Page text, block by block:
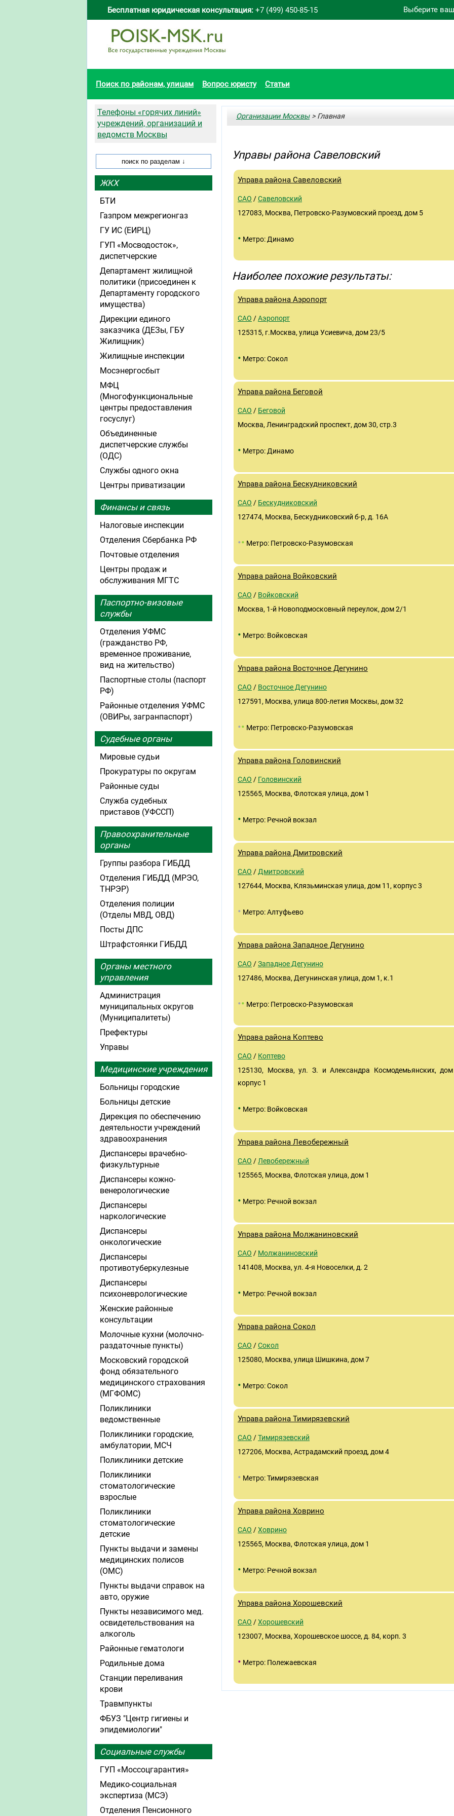
Выберите
Бесплатная юридическая консультация: +7 (499) 450-85-15
Поиск по районам, улицам Вопрос юристу Статьи
Организации Москвы> Главная
Управы района Савеловский
Управа района Савеловский
САО /Савеловский
127083, Москва, Петровско-Разумовский проезд, дом 5
• Метро: Динамо
Наиболее похожие результаты:
Управа района Аэропорт
САО /Аэропорт
125315, г.Москва, улица Усиевича, дом 23/5
• Метро: Сокол
Управа района Беговой
САО / Беговой
Москва, Ленинградский проспект, дом 30, cтр.3
• Метро: Динамо
Управа района Бескудниковский
САО / Бескудниковский
127474, Москва, Бескудниковский б-р, д. 16А
•• Метро: Петровско-Разумовская
Управа района Войковский
САО / Войковский
Москва, 1-й Новоподмосковный переулок, дом 2/1
• Метро: Войковская
Управа района Восточное Дегунино
САО / Восточное Дегунино
127591, Москва, улица 800-летия Москвы, дом 32
•• Метро: Петровско-Разумовская
Управа района Головинский
САО / Головинский
125565, Москва, Флотская улица, дом 1
• Метро: Речной вокзал
Управа района Дмитровский
САО / Дмитровский
127644, Москва, Клязьминская улица, дом 11, корпус 3
• Метро: Алтуфьево
Управа района Западное Дегунино
САО /Западное Дегунино
127486, Москва, Дегунинская улица, дом 1, к.1
•• Метро: Петровско-Разумовская
Управа района Коптево
САО / Коптево
125130, Москва, ул. З. и Александра Космодемьянских,
корпус 1
• Метро: Войковская
Управа района Левобережный
САО / Левобережный
125565, Москва, Флотская улица, дом 1
• Метро: Речной вокзал
Управа района Молжаниновский
САО / Молжаниновский
141408, Москва, ул. 4-я Новоселки, д. 2
• Метро: Речной вокзал
Управа района Сокол
САО /Сокол
125080, Москва, улица Шишкина, дом 7
• Метро: Сокол
Управа района Тимирязевский
САО /Тимирязевский
127206, Москва, Астрадамский проезд, дом 4
• Метро: Тимирязевская
Управа района Ховрино
САО /Ховрино
125565, Москва, Флотская улица, дом 1
• Метро: Речной вокзал
Управа района Хорошевский
САО /Хорошевский
123007, Москва, Хорошевское шоссе, д. 84, корп. 3
• Метро: Полежаевская
Телефоны «горячих линий»
учреждений, организаций и
ведомств Москвы
ЖКХ
БТИ
Газпром межрегионгаз
ГУ ИС (ЕИРЦ)
ГУП «Мосводосток»,
диспетчерские
Департамент жилищной
политики (присоединен к
Департаменту городского
имущества)
Дирекции единого
заказчика (ДЕЗы, ГБУ
Жилищник)
Жилищные инспекции
Мосэнергосбыт
МФЦ
(Многофункциональные
центры предоставления
госуслуг)
Объединенные
диспетчерские службы
(ОДС)
Службы одного окна
Центры приватизации
Финансы и связь
Налоговые инспекции
Отделения Сбербанка РФ
Почтовые отделения
Центры продаж и
обслуживания МГТС
Паспортно-визовые
службы
Отделения УФМС
(гражданство РФ,
временное проживание,
вид на жительство)
Паспортные столы (паспорт
РФ)
Районные отделения УФМС
(ОВИРы, загранпаспорт)
Судебные органы
Мировые судьи
Прокуратуры по округам
Районные суды
Служба судебных
приставов (УФССП)
Правоохранительные
органы
Группы разбора ГИБДД
Отделения ГИБДД (МРЭО,
ТНРЭР)
Отделения полиции
(Отделы МВД, ОВД)
Посты ДПС
Штрафстоянки ГИБДД
Органы местного
управления
Администрация
муниципальных округов
(Муниципалитеты)
Префектуры
Управы
Медицинские учреждения
Больницы городские
Больницы детские
Дирекция по обеспечению
деятельности учреждений
здравоохранения
Диспансеры врачебно-
физкультурные
Диспансеры кожно-
венерологические
Диспансеры
наркологические
Диспансеры
онкологические
Диспансеры
противотуберкулезные
Диспансеры
психоневрологические
Женские районные
консультации
Молочные кухни (молочно-
раздаточные пункты)
Московский городской
фонд обязательного
медицинского страхования
(МГФОМС)
Поликлиники
ведомственные
Поликлиники городские,
амбулатории, МСЧ
Поликлиники детские
Поликлиники
стоматологические
взрослые
Поликлиники
стоматологические
детские
Пункты выдачи и замены
медицинских полисов
(ОМС)
Пункты выдачи справок на
авто, оружие
Пункты независимого мед.
освидетельствования на
алкоголь
Районные гематологи
Родильные дома
Станции переливания
крови
Травмпункты
ФБУЗ "Центр гигиены и
эпидемиологии"
Социальные службы
ГУП «Моссоцгарантия»
Медико-социальная
экспертиза (МСЭ)
Отделения Пенсионного